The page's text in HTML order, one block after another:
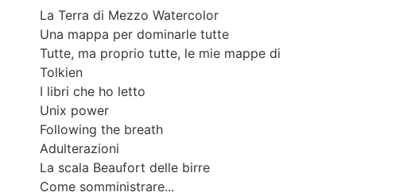
La Terra di Mezzo Watercolor
Una mappa per dominarle tutte
Tutte, ma proprio tutte, le mie mappe di
Tolkien
I libri che ho letto
Unix power
Following the breath
Adulterazioni
La scala Beaufort delle birre
Come somministrare...